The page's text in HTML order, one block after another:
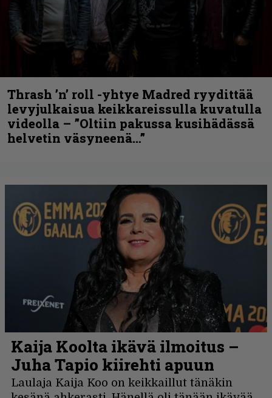
Thrash ’n’ roll -yhtye Madred ryydittää
levyjulkaisua keikkareissulla kuvatulla
videolla – ”Oltiin pakussa kusihädässä
helvetin väsyneenä…”